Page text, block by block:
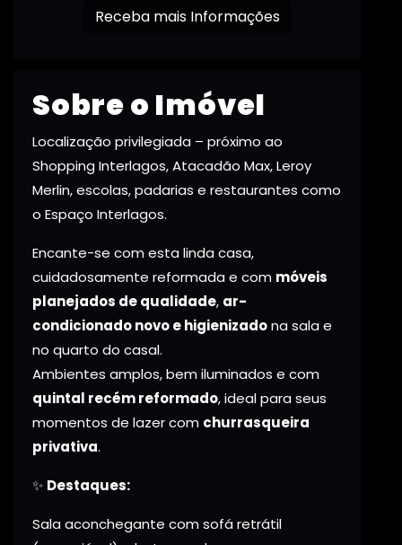
Receba mais Informações
Sobre o Imóvel
Localização privilegiada – próximo ao
Shopping Interlagos, Atacadão Max, Leroy
Merlin, escolas, padarias e restaurantes como
o Espaço Interlagos.
Encante-se com esta linda casa,
cuidadosamente reformada e com móveis
planejados de qualidade, ar-
condicionado novo e higienizadona sala e
no quarto do casal.
Ambientes amplos, bem iluminados e com
quintal recém reformado, ideal para seus
momentos de lazer com churrasqueira
privativa.
✨ Destaques:
Sala aconchegante com sofá retrátil